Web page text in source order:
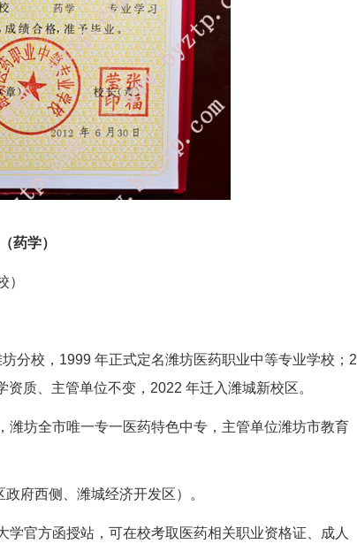
药学）
）
分校，1999 年正式定名潍坊医药职业中等专业学校；2
质、主管单位不变，2022 年迁入潍城新校区。
坊全市唯一专一医药特色中专，主管单位潍坊市教育
府西侧、潍城经济开发区）。
官方函授站，可在校考取医药相关职业资格证、成人